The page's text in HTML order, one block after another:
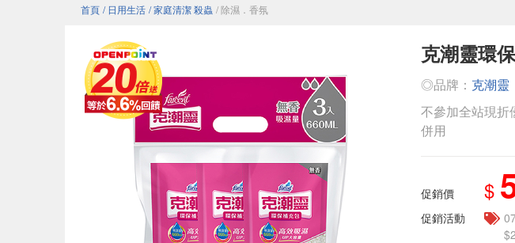
首頁 / 日用生活 / 家庭清潔 殺蟲 / 除濕．香氛
克潮靈環
◎品牌： 克潮靈
不參加全站現折
併用
促銷價 $
促銷活動